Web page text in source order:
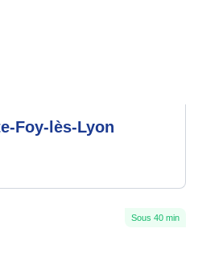
Foy-lès-Lyon
Sous 40 min